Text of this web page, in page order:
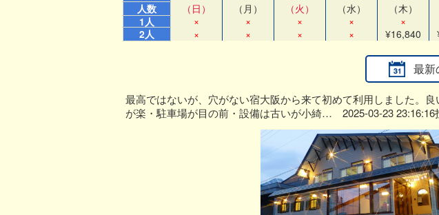
最高ではないが、穴がない宿大阪から来て初めて利用しました。
が楽・駐車場が目の前・設備は古いが小綺… 2025-03-23 23:16:16
人数
（日） （月） （火） （水） （木）
1人
× × × × ×
2人
× × × × ¥16,840
最新